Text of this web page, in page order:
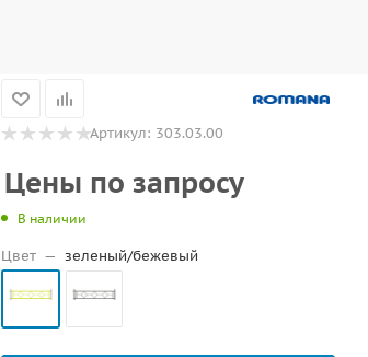
Артикул: 303.03.00
Цены по запросу
В наличии
Цвет — зеленый/бежевый